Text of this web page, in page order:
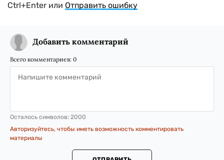
Ctrl+Enter или Отправить ошибку
Добавить комментарий
Всего комментариев: 0
Осталось символов: 2000
Авторизуйтесь, чтобы иметь возможность комментировать
материалы